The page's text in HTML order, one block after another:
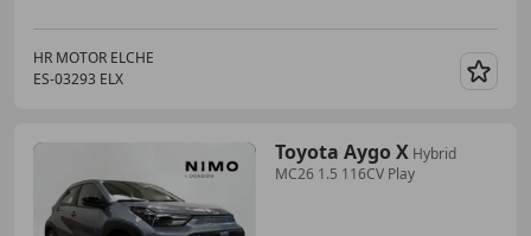
HR MOTOR ELCHE
ES-03293 ELX
Toyota Aygo X Hybrid
MC26 1.5 116CV Play